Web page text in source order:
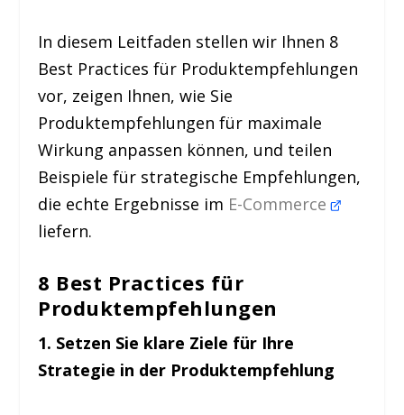
In diesem Leitfaden stellen wir Ihnen 8
Best Practices für Produktempfehlungen
vor, zeigen Ihnen, wie Sie
Produktempfehlungen für maximale
Wirkung anpassen können, und teilen
Beispiele für strategische Empfehlungen,
die echte Ergebnisse im E-Commerce
liefern.
8 Best Practices für
Produktempfehlungen
1. Setzen Sie klare Ziele für Ihre
Strategie in der Produktempfehlung